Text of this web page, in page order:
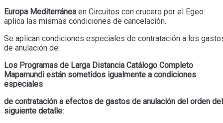
Europa Mediterránea en Circuitos con crucero por el Egeo:
aplica las mismas condiciones de cancelación.
Se aplican condiciones especiales de contratación a los
de anulación de:
Los Programas de Larga Distancia Catálogo Completo
Mapamundi están sometidos igualmente a condiciones
especiales
de contratación a efectos de gastos de anulación del orden del
siguiente detalle: